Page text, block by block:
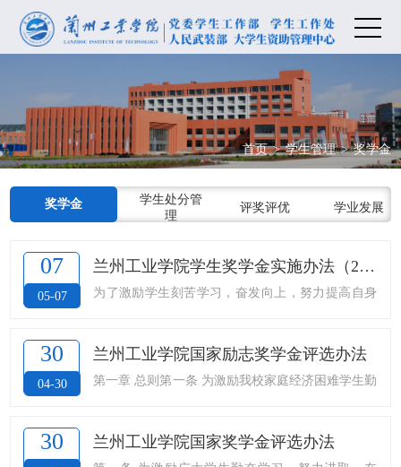
首页 > 学生管理 > 奖学金
奖学金
学生处分管
理
评奖评优 学业发展
07
05-07
兰州工业学院学生奖学金实施办法（201
6年10月修订）
为了激励学生刻苦学习，奋发向上，努力提高自身
的人才培养模式。根据教育部、甘肃省教育厅有关
规定，结合我校实际，特制定本条例。第一条 奖学
定等级、比例和标准专业奖学金分一、二、三等
30
04-30
兰州工业学院国家励志奖学金评选办法
第一章 总则第一条 为激励我校家庭经济困难学生勤
得到全面发展，根据《甘肃省学生资助资金管理办
法》（甘财教〔2019〕60号）规定和要求，特制定
30 兰州工业学院国家奖学金评选办法